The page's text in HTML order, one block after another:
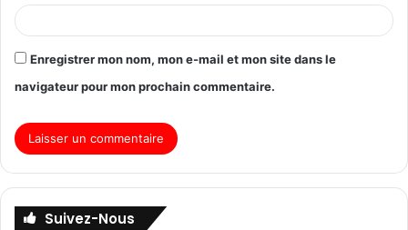
Enregistrer mon nom, mon e-mail et mon site dans le
navigateur pour mon prochain commentaire.
Suivez-Nous